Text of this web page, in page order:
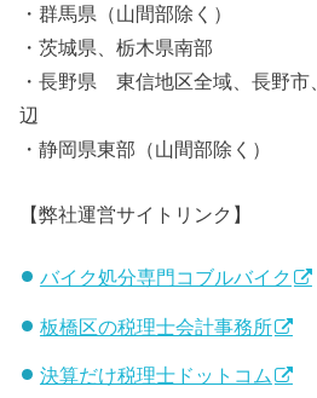
・群馬県（山間部除く）
・茨城県、栃木県南部
・長野県 東信地区全域、長野市
辺
・静岡県東部（山間部除く）
【弊社運営サイトリンク】
バイク処分専門コブルバイク
板橋区の税理士会計事務所
決算だけ税理士ドットコム